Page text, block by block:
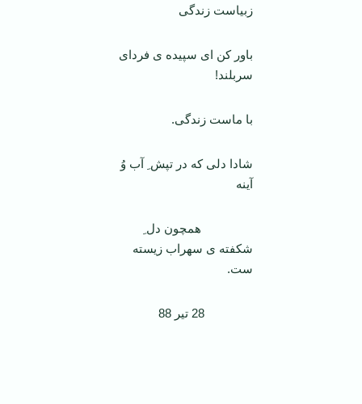
زبیاست زندگی
باور کن ای سپیده ی فردای
سربلند!
با ماست زندگی.
شادا دلی که در تپش ِ آب وُ
آینه
همچون دل ِ
شکفته ی سهراب زیسته
ست.
28 تیر 88